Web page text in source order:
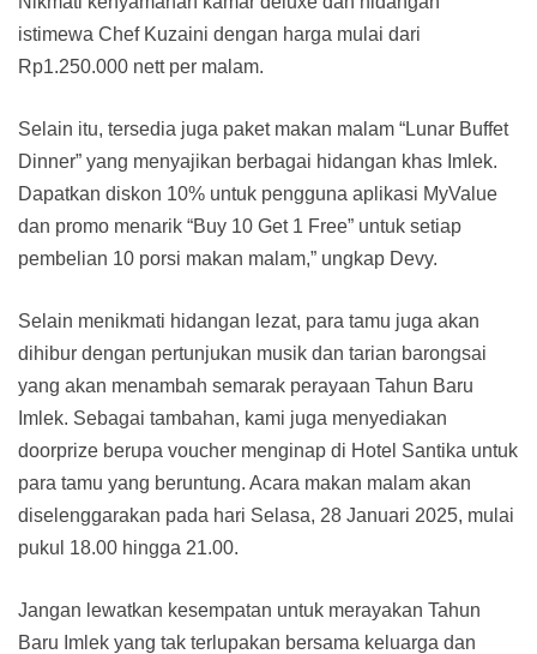
istimewa Chef Kuzaini dengan harga mulai dari
Rp1.250.000 nett per malam.
Selain itu, tersedia juga paket makan malam “Lunar Buffet
Dinner” yang menyajikan berbagai hidangan khas Imlek.
Dapatkan diskon 10% untuk pengguna aplikasi MyValue
dan promo menarik “Buy 10 Get 1 Free” untuk setiap
pembelian 10 porsi makan malam,” ungkap Devy.
Selain menikmati hidangan lezat, para tamu juga akan
dihibur dengan pertunjukan musik dan tarian barongsai
yang akan menambah semarak perayaan Tahun Baru
Imlek. Sebagai tambahan, kami juga menyediakan
doorprize berupa voucher menginap di Hotel Santika untuk
para tamu yang beruntung. Acara makan malam akan
diselenggarakan pada hari Selasa, 28 Januari 2025, mulai
pukul 18.00 hingga 21.00.
Jangan lewatkan kesempatan untuk merayakan Tahun
Baru Imlek yang tak terlupakan bersama keluarga dan